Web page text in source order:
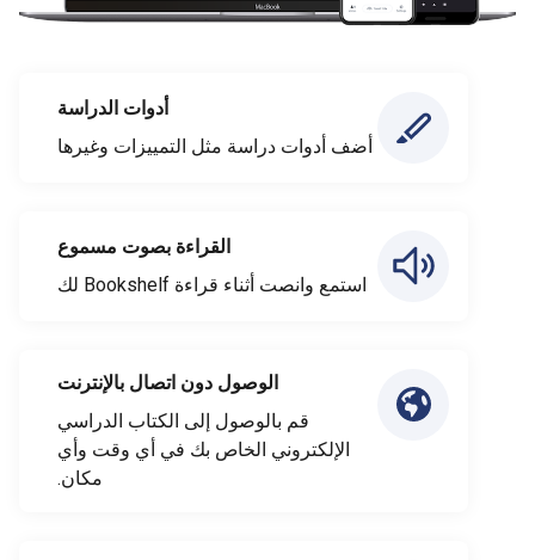
أدوات الدراسة
أضف أدوات دراسة مثل التمييزات وغيرها
القراءة بصوت مسموع
استمع وانصت أثناء قراءة Bookshelf لك
الوصول دون اتصال بالإنترنت
قم بالوصول إلى الكتاب الدراسي
الإلكتروني الخاص بك في أي وقت وأي
مكان.